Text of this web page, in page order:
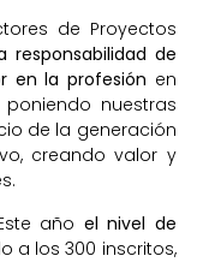
de Proyectos
de
en la profesión en
nuestras
de la generación
creando valor y
año el nivel de
a los 300 inscritos,